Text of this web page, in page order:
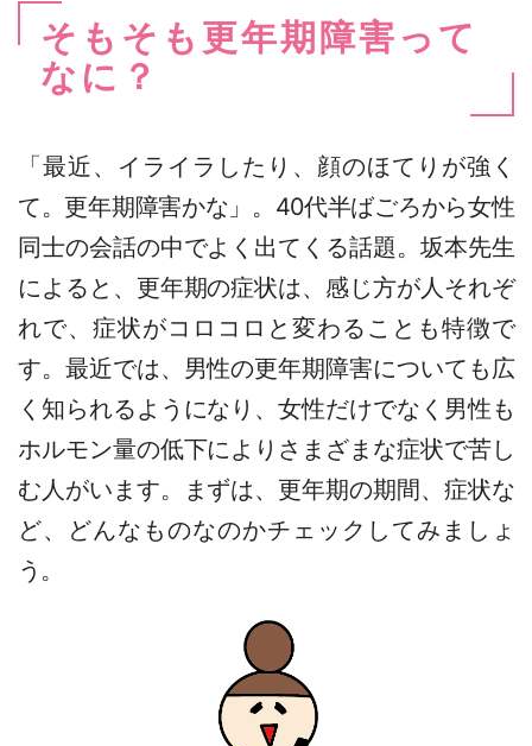
そもそも更年期障害って
なに？
「最近、イライラしたり、顔のほてりが強く
て。更年期障害かな」。40代半ばごろから女性
同士の会話の中でよく出てくる話題。坂本先生
によると、更年期の症状は、感じ方が人それぞ
れで、症状がコロコロと変わることも特徴で
す。最近では、男性の更年期障害についても広
く知られるようになり、女性だけでなく男性も
ホルモン量の低下によりさまざまな症状で苦し
む人がいます。まずは、更年期の期間、症状な
ど、どんなものなのかチェックしてみましょ
う。